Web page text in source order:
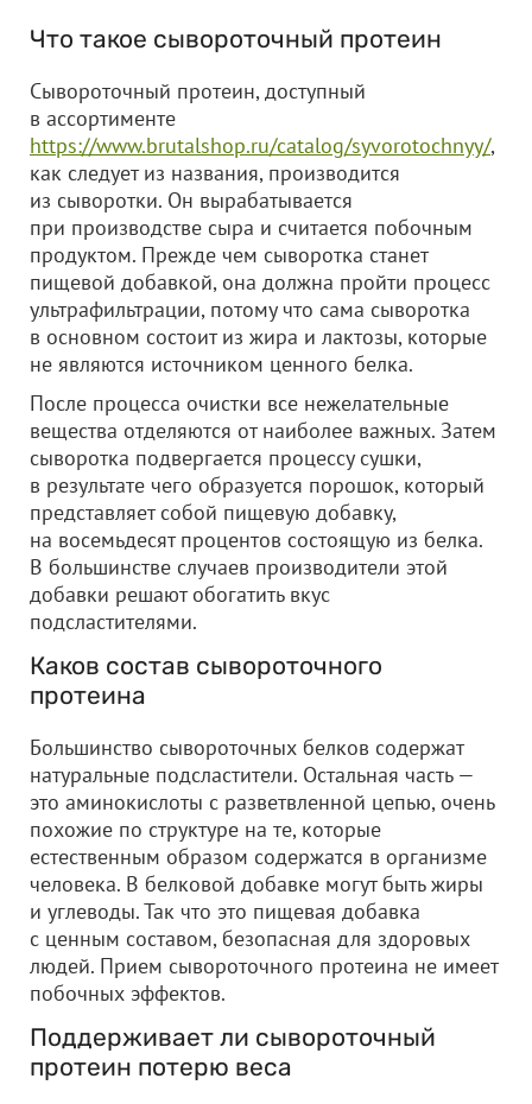
Что такое сывороточный протеин
Сывороточный протеин, доступный
в ассортименте
https://www.brutalshop.ru/catalog/syvorotochnyy/,
как следует из названия, производится
из сыворотки. Он вырабатывается
при производстве сыра и считается побочным
продуктом. Прежде чем сыворотка станет
пищевой добавкой, она должна пройти процесс
ультрафильтрации, потому что сама сыворотка
в основном состоит из жира и лактозы, которые
не являются источником ценного белка.
После процесса очистки все нежелательные
вещества отделяются от наиболее важных. Затем
сыворотка подвергается процессу сушки,
в результате чего образуется порошок, который
представляет собой пищевую добавку,
на восемьдесят процентов состоящую из белка.
В большинстве случаев производители этой
добавки решают обогатить вкус
подсластителями.
Каков состав сывороточного
протеина
Большинство сывороточных белков содержат
натуральные подсластители. Остальная часть —
это аминокислоты с разветвленной цепью, очень
похожие по структуре на те, которые
естественным образом содержатся в организме
человека. В белковой добавке могут быть жиры
и углеводы. Так что это пищевая добавка
с ценным составом, безопасная для здоровых
людей. Прием сывороточного протеина не имеет
побочных эффектов.
Поддерживает ли сывороточный
протеин потерю веса